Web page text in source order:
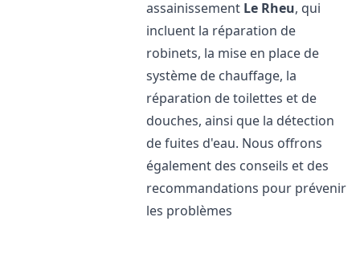
assainissement Le Rheu, qui
incluent la réparation de
robinets, la mise en place de
système de chauffage, la
réparation de toilettes et de
douches, ainsi que la détection
de fuites d'eau. Nous offrons
également des conseils et des
recommandations pour prévenir
les problèmes